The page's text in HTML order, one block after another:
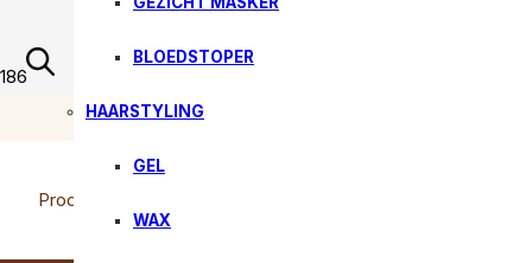
Producten zoeken
BLOEDSTOPER
HAARSTYLING
GEL
WAX